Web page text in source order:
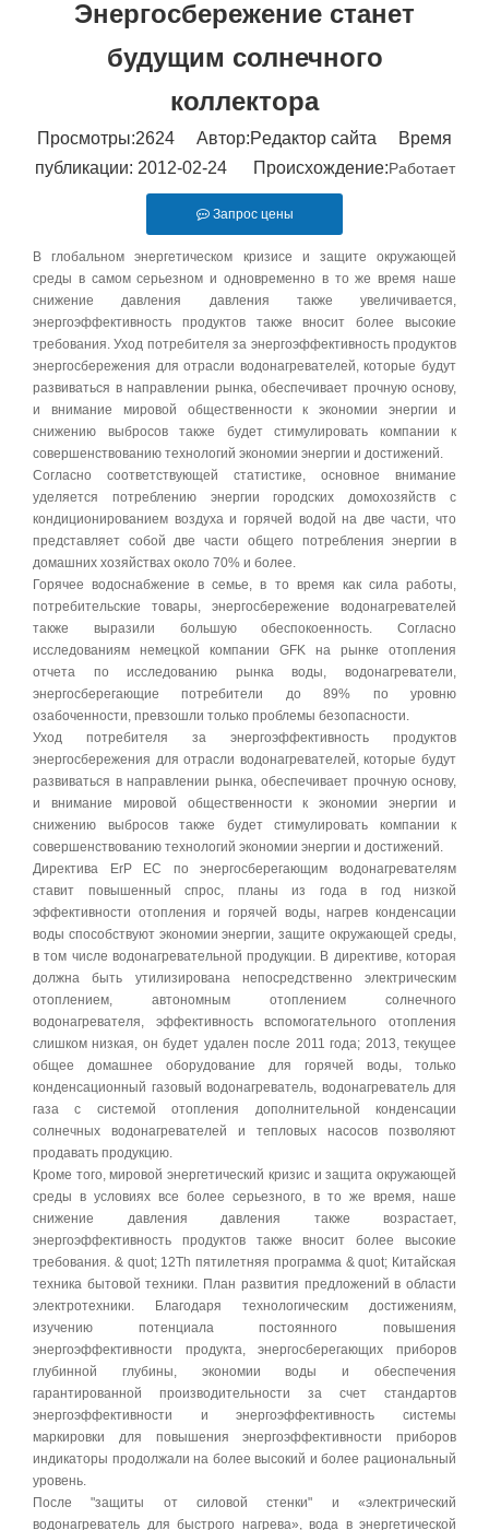
Энергосбережение станет
будущим солнечного
коллектора
Просмотры:2624 Автор:Pедактор сайта Время
публикации: 2012-02-24 Происхождение:Работает
Запрос цены
В глобальном энергетическом кризисе и защите окружающей
среды в самом серьезном и одновременно в то же время наше
снижение давления давления также увеличивается,
энергоэффективность продуктов также вносит более высокие
требования. Уход потребителя за энергоэффективность продуктов
энергосбережения для отрасли водонагревателей, которые будут
развиваться в направлении рынка, обеспечивает прочную основу,
и внимание мировой общественности к экономии энергии и
снижению выбросов также будет стимулировать компании к
совершенствованию технологий экономии энергии и достижений.
Согласно соответствующей статистике, основное внимание
уделяется потреблению энергии городских домохозяйств с
кондиционированием воздуха и горячей водой на две части, что
представляет собой две части общего потребления энергии в
домашних хозяйствах около 70% и более.
Горячее водоснабжение в семье, в то время как сила работы,
потребительские товары, энергосбережение водонагревателей
также выразили большую обеспокоенность. Согласно
исследованиям немецкой компании GFK на рынке отопления
отчета по исследованию рынка воды, водонагреватели,
энергосберегающие потребители до 89% по уровню
озабоченности, превзошли только проблемы безопасности.
Уход потребителя за энергоэффективность продуктов
энергосбережения для отрасли водонагревателей, которые будут
развиваться в направлении рынка, обеспечивает прочную основу,
и внимание мировой общественности к экономии энергии и
снижению выбросов также будет стимулировать компании к
совершенствованию технологий экономии энергии и достижений.
Директива ErP ЕС по энергосберегающим водонагревателям
ставит повышенный спрос, планы из года в год низкой
эффективности отопления и горячей воды, нагрев конденсации
воды способствуют экономии энергии, защите окружающей среды,
в том числе водонагревательной продукции. В директиве, которая
должна быть утилизирована непосредственно электрическим
отоплением, автономным отоплением солнечного
водонагревателя, эффективность вспомогательного отопления
слишком низкая, он будет удален после 2011 года; 2013, текущее
общее домашнее оборудование для горячей воды, только
конденсационный газовый водонагреватель, водонагреватель для
газа с системой отопления дополнительной конденсации
солнечных водонагревателей и тепловых насосов позволяют
продавать продукцию.
Кроме того, мировой энергетический кризис и защита окружающей
среды в условиях все более серьезного, в то же время, наше
снижение давления давления также возрастает,
энергоэффективность продуктов также вносит более высокие
требования. & quot; 12Th пятилетняя программа & quot; Китайская
техника бытовой техники. План развития предложений в области
электротехники. Благодаря технологическим достижениям,
изучению потенциала постоянного повышения
энергоэффективности продукта, энергосберегающих приборов
глубинной глубины, экономии воды и обеспечения
гарантированной производительности за счет стандартов
энергоэффективности и энергоэффективность системы
маркировки для повышения энергоэффективности приборов
индикаторы продолжали на более высокий и более рациональный
уровень.
После "защиты от силовой стенки" и «электрический
водонагреватель для быстрого нагрева», вода в энергетической